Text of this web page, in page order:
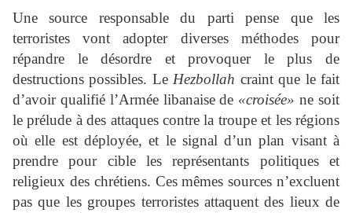
Une source responsable du parti pense que les
terroristes vont adopter diverses méthodes pour
répandre le désordre et provoquer le plus de
destructions possibles. Le Hezbollah craint que le fait
d’avoir qualifié l’Armée libanaise de «croisée» ne soit
le prélude à des attaques contre la troupe et les régions
où elle est déployée, et le signal d’un plan visant à
prendre pour cible les représentants politiques et
religieux des chrétiens. Ces mêmes sources n’excluent
pas que les groupes terroristes attaquent des lieux de